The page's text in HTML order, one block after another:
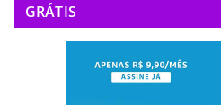
GRÁTIS